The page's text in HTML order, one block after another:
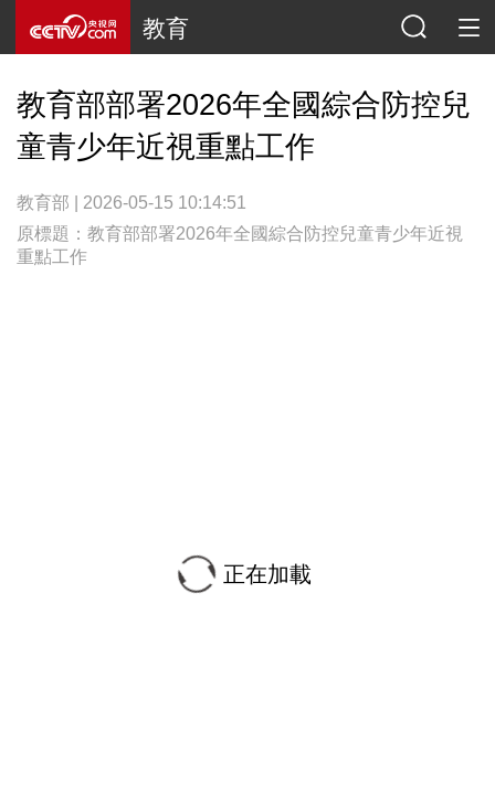
教育
教育部部署2026年全國綜合防控兒
童青少年近視重點工作
教育部 | 2026-05-15 10:14:51
原標題：教育部部署2026年全國綜合防控兒童青少年近視
重點工作
正在加載